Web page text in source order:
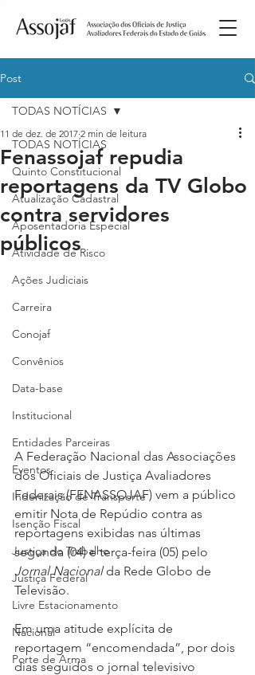
Post
TODAS NOTÍCIAS
Quinto Constitucional
Atualização Cadastral
Aposentadoria Especial
Atividade de Risco
Ações Judiciais
Carreira
Conojaf
Convênios
Data-base
Institucional
Entidades Parceiras
Eventos
Indenização de Transporte
Isenção Fiscal
Justiça do Trabalho
Justiça Federal
Livre Estacionamento
Nacional
Porte de Arma
TODAS NOTÍCIAS
Fenassojaf repudia
reportagens da TV Globo
contra servidores
públicos
11 de dez. de 2017 2 min de leitura
A Federação Nacional das Associações
dos Oficiais de Justiça Avaliadores
Federais (FENASSOJAF) vem a público
emitir Nota de Repúdio contra as
reportagens exibidas nas últimas
segunda (04) e terça-feira (05) pelo
Jornal Nacional da Rede Globo de
Televisão.
Em uma atitude explícita de
reportagem “encomendada”, por dois
dias seguidos o jornal televisivo